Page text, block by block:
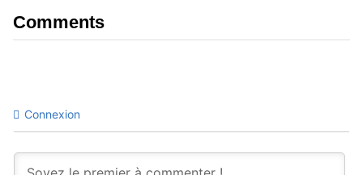
Comments
Connexion